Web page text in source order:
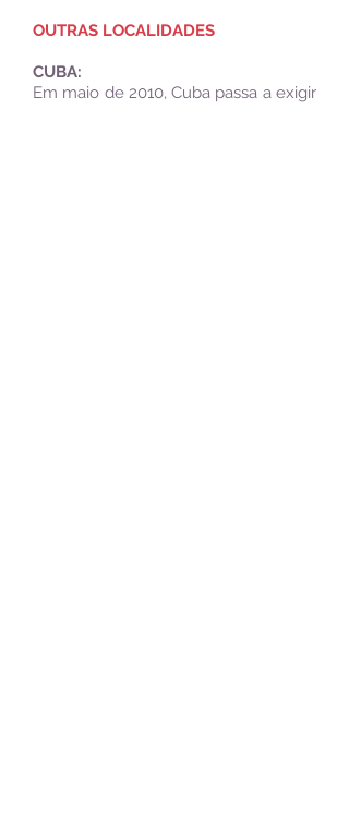
OUTRAS LOCALIDADES
CUBA:
Em maio de 2010, Cuba passa a exigir